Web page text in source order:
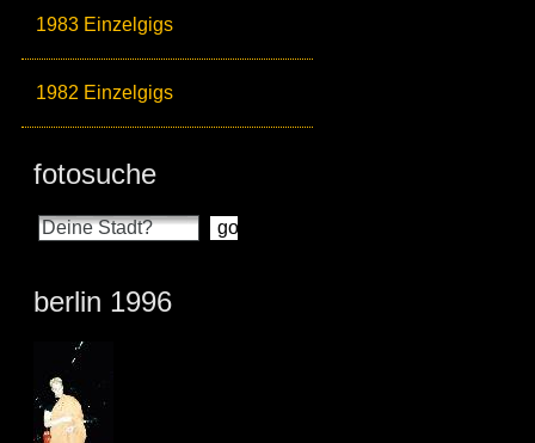
1983 Einzelgigs
1982 Einzelgigs
fotosuche
berlin 1996